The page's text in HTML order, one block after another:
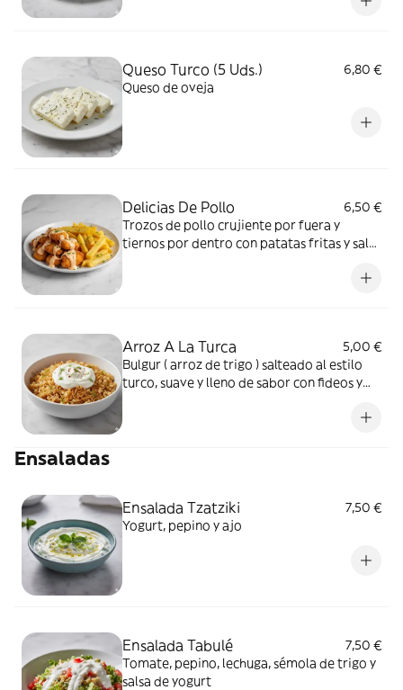
Queso Turco (5 Uds.)
6,80 €
Queso de oveja
Delicias De Pollo
6,50 €
Trozos de pollo crujiente por fuera y
tiernos por dentro con patatas fritas y salsa
Arroz A La Turca
5,00 €
Bulgur ( arroz de trigo ) salteado al estilo
turco, suave y lleno de sabor con fideos y
Ensaladas
Ensalada Tzatziki
7,50 €
Yogurt, pepino y ajo
Ensalada Tabulé
7,50 €
Tomate, pepino, lechuga, sémola de trigo y
salsa de yogurt